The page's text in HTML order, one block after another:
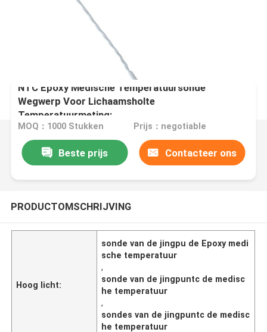
NTC Epoxy Medische Temperatuursonde
Wegwerp Voor Lichaamsholte
Temperatuurmeting:
MOQ：1000 Stukken Prijs：negotiable
Beste prijs Contacteer ons
PRODUCTOMSCHRIJVING
Hoog licht:
sonde van de jingpu de Epoxy medi
sche temperatuur
,
sonde van de jingpuntc de medisc
he temperatuur
,
sondes van de jingpuntc de medisc
he temperatuur